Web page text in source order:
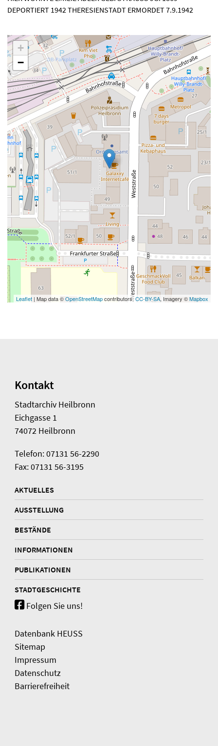
DEPORTIERT 1942 THERESIENSTADT ERMORDET 7.9.1942
+
−
Leaflet | Map data ©OpenStreetMapcontributors,CC-BY-SA, Imagery ©Mapbox
Kontakt
Stadtarchiv Heilbronn
Eichgasse 1
74072 Heilbronn
Telefon: 07131 56-2290
Fax: 07131 56-3195
AKTUELLES
AUSSTELLUNG
BESTÄNDE
INFORMATIONEN
PUBLIKATIONEN
STADTGESCHICHTE
Folgen Sie uns!
Datenbank HEUSS
Sitemap
Impressum
Datenschutz
Barrierefreiheit